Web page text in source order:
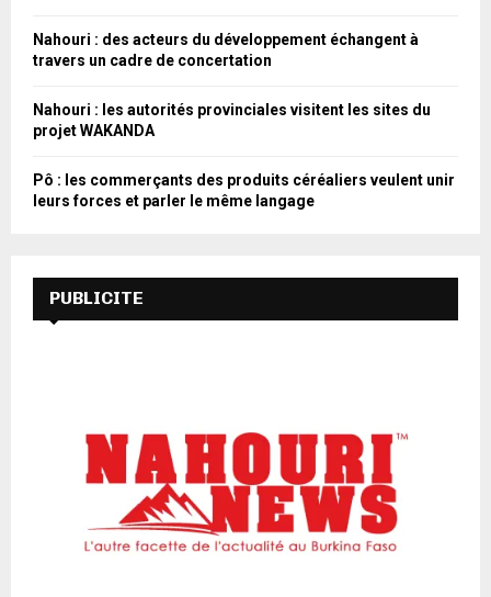
Nahouri : des acteurs du développement échangent à
travers un cadre de concertation
Nahouri : les autorités provinciales visitent les sites du
projet WAKANDA
Pô : les commerçants des produits céréaliers veulent unir
leurs forces et parler le même langage
PUBLICITE